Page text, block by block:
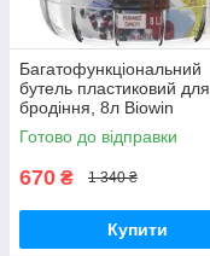
Багатофункціональний
бутель пластиковий для
бродіння, 8л Biowin
Готово до відправки
670 ₴ 1 340 ₴
Купити